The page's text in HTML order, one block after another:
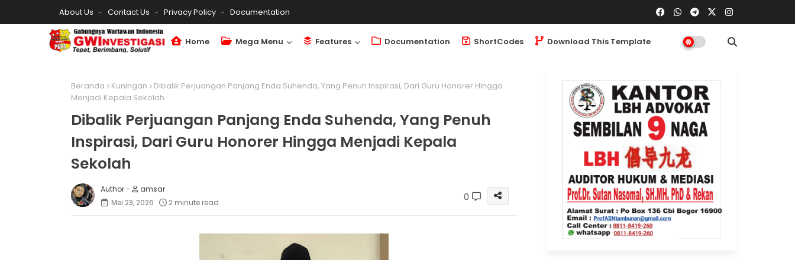
About Us Contact Us Privacy Policy Documentation
Home Mega Menu Features Documentation ShortCodes Download This Template
Beranda Kuningan
Dibalik Perjuangan Panjang Enda Suhenda, Yang Penuh Inspirasi, Dari Guru Honorer Hingga
Menjadi Kepala Sekolah
Dibalik Perjuangan Panjang Enda Suhenda, Yang Penuh
Inspirasi, Dari Guru Honorer Hingga Menjadi Kepala
Sekolah
amsar
Mei 23, 2026
2 minute read 0